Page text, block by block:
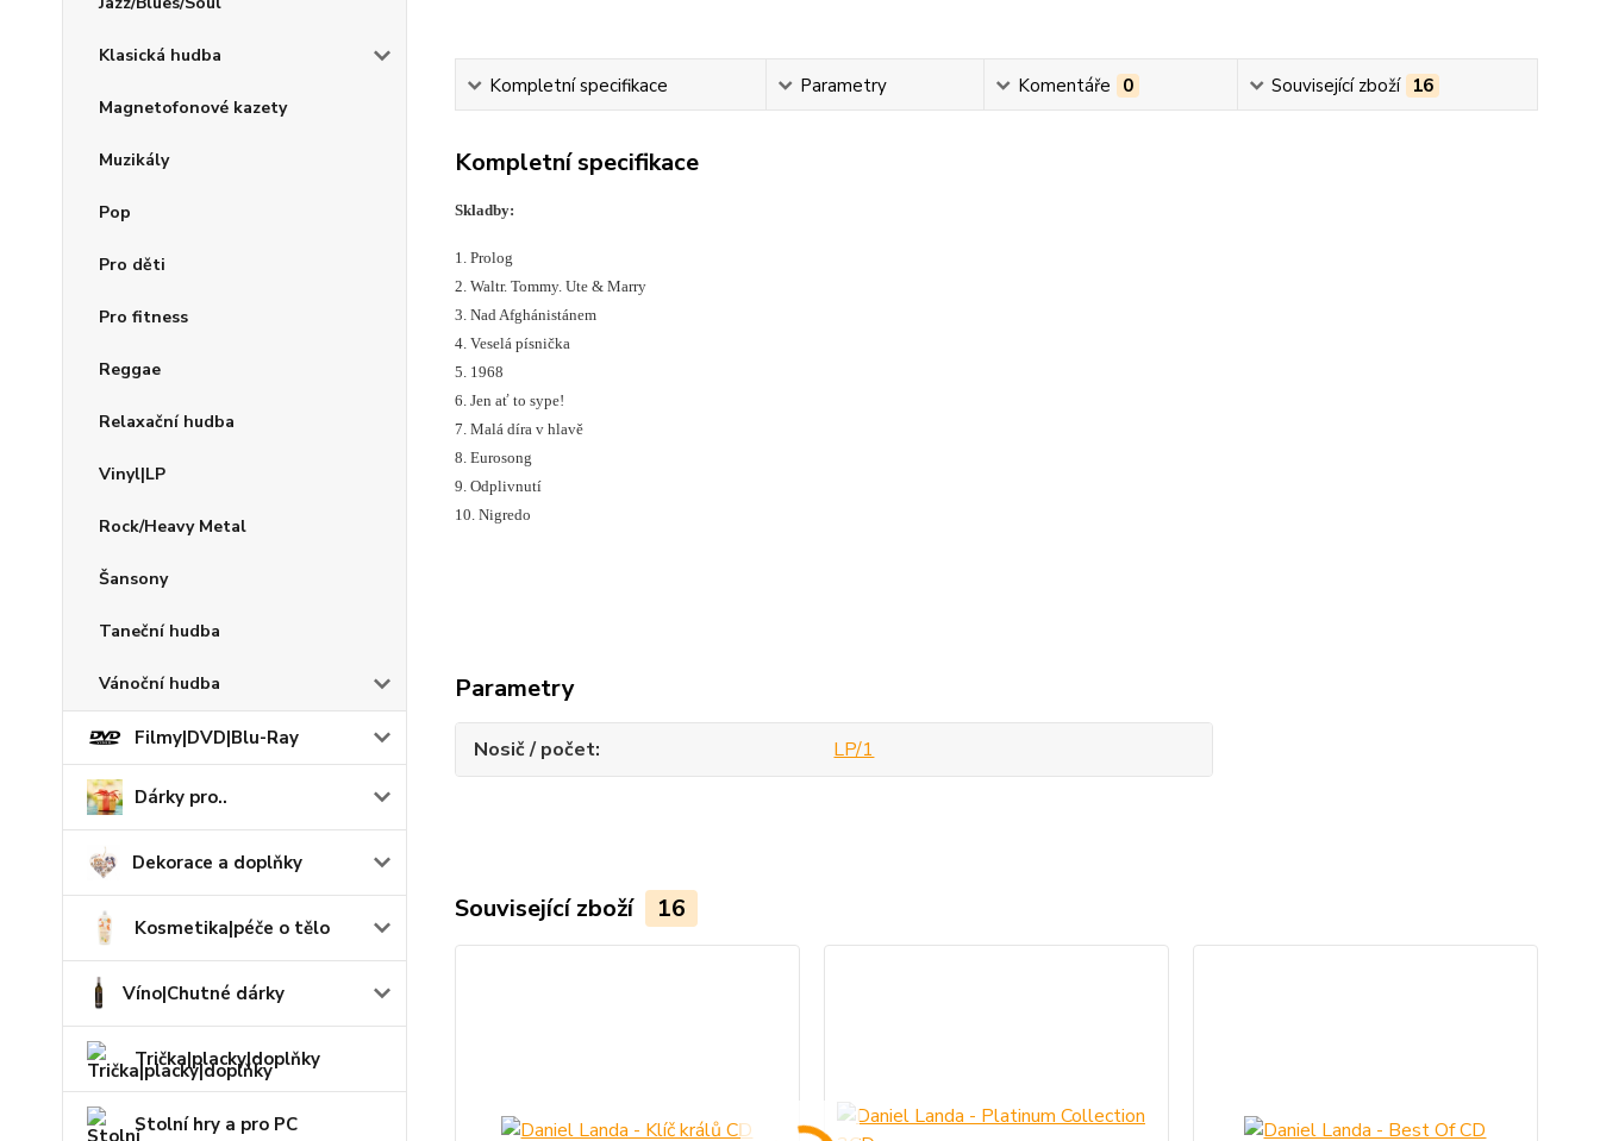
Klasická hudba
Magnetofonové kazety
Muzikály
Pop
Pro děti
Pro fitness
Reggae
Relaxační hudba
Vinyl|LP
Rock/Heavy Metal
Šansony
Taneční hudba
Vánoční hudba
Filmy|DVD|Blu-Ray
Dárky pro..
Dekorace a doplňky
Kosmetika|péče o tělo
Víno|Chutné dárky
Trička|placky|doplňky
Stolní hry a pro PC
Kompletní specifikace Parametry Komentáře 0 Související zboží 16
Kompletní specifikace
Skladby:
1. Prolog
2. Waltr. Tommy. Ute & Marry
3. Nad Afghánistánem
4. Veselá písnička
5. 1968
6. Jen ať to sype!
7. Malá díra v hlavě
8. Eurosong
9. Odplivnutí
10. Nigredo
Parametry
Nosič / počet LP/1
Související zboží 16